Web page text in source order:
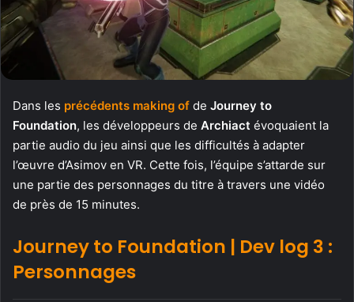
Dans les précédents making of de Journey to
Foundation, les développeurs de Archiact évoquaient la
partie audio du jeu ainsi que les difficultés à adapter
l’œuvre d’Asimov en VR. Cette fois, l’équipe s’attarde sur
une partie des personnages du titre à travers une vidéo
de près de 15 minutes.
Journey to Foundation | Dev log 3 :
Personnages